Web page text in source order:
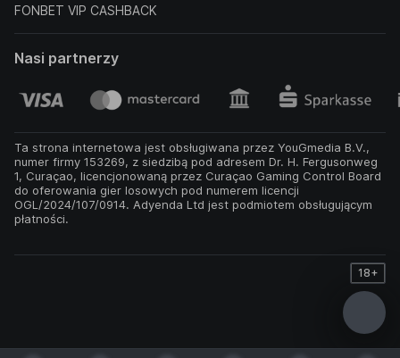
FONBET VIP CASHBACK
Nasi partnerzy
Ta strona internetowa jest obsługiwana przez YouGmedia B.V.,
numer firmy 153269, z siedzibą pod adresem Dr. H. Fergusonweg
1, Curaçao, licencjonowaną przez Curaçao Gaming Control Board
do oferowania gier losowych pod numerem licencji
OGL/2024/107/0914. Adyenda Ltd jest podmiotem obsługującym
płatności.
18+